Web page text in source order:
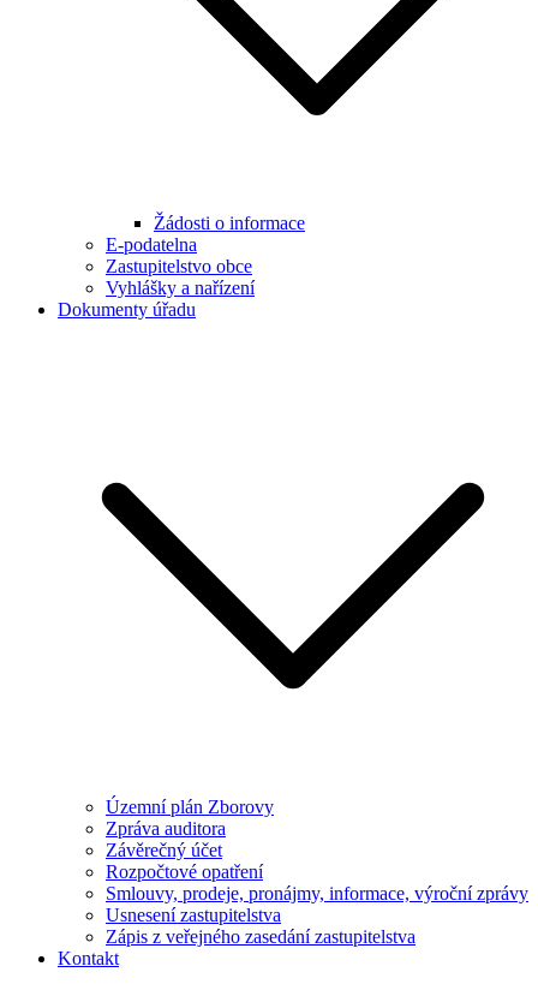
Žádosti o informace
E-podatelna
Zastupitelstvo obce
Vyhlášky a nařízení
Dokumenty úřadu
Územní plán Zborovy
Zpráva auditora
Závěrečný účet
Rozpočtové opatření
Smlouvy, prodeje, pronájmy, informace, výroční zprávy
Usnesení zastupitelstva
Zápis z veřejného zasedání zastupitelstva
Kontakt